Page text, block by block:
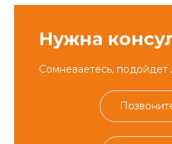
Нужна
Сомневаетесь, подойдет